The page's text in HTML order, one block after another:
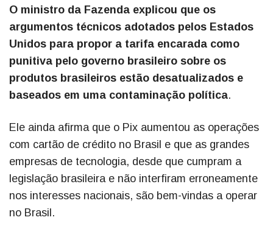
O ministro da Fazenda explicou que os
argumentos técnicos adotados pelos Estados
Unidos para propor a tarifa encarada como
punitiva pelo governo brasileiro sobre os
produtos brasileiros estão desatualizados e
baseados em uma contaminação política.
Ele ainda afirma que o Pix aumentou as operações
com cartão de crédito no Brasil e que as grandes
empresas de tecnologia, desde que cumpram a
legislação brasileira e não interfiram erroneamente
nos interesses nacionais, são bem-vindas a operar
no Brasil.